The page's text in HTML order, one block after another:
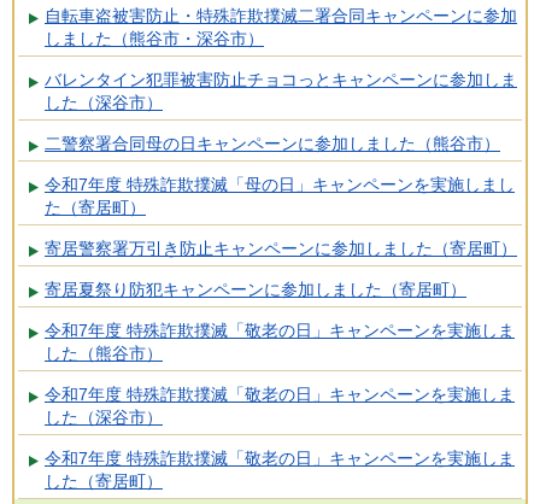
自転車盗被害防止・特殊詐欺撲滅二署合同キャンペーンに参加
しました（熊谷市・深谷市）
バレンタイン犯罪被害防止チョコっとキャンペーンに参加しま
した（深谷市）
二警察署合同母の日キャンペーンに参加しました（熊谷市）
令和7年度 特殊詐欺撲滅「母の日」キャンペーンを実施しまし
た（寄居町）
寄居警察署万引き防止キャンペーンに参加しました（寄居町）
寄居夏祭り防犯キャンペーンに参加しました（寄居町）
令和7年度 特殊詐欺撲滅「敬老の日」キャンペーンを実施しま
した（熊谷市）
令和7年度 特殊詐欺撲滅「敬老の日」キャンペーンを実施しま
した（深谷市）
令和7年度 特殊詐欺撲滅「敬老の日」キャンペーンを実施しま
した（寄居町）